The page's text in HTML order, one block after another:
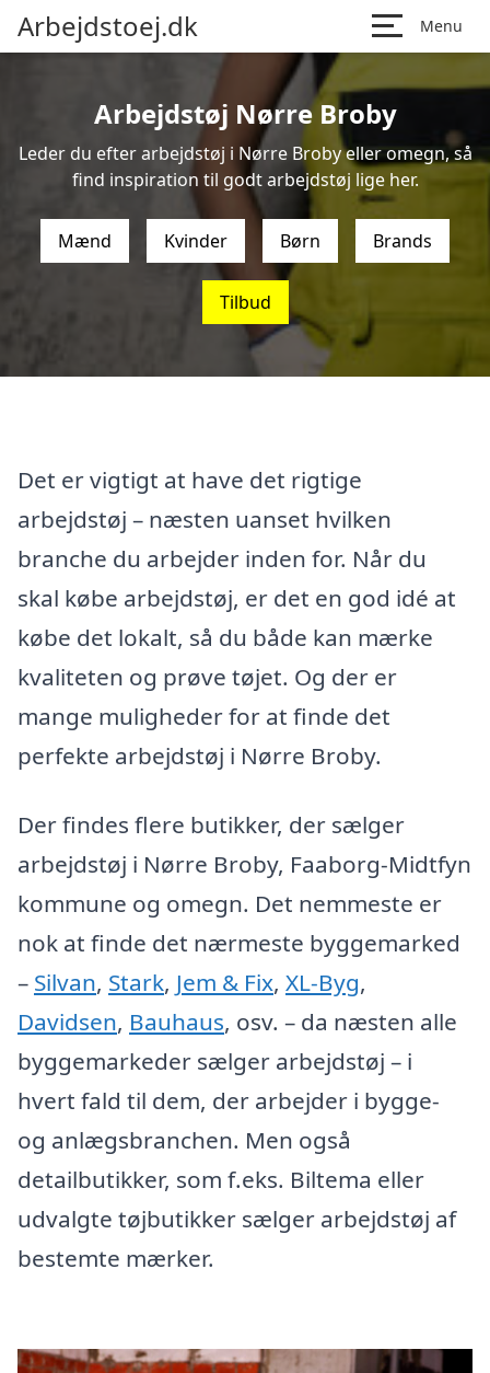
Arbejdstoej.dk Menu
Arbejdstøj Nørre Broby
Leder du efter arbejdstøj i Nørre Broby eller omegn, så
find inspiration til godt arbejdstøj lige her.
Mænd Kvinder Børn Brands
Tilbud
Det er vigtigt at have det rigtige
arbejdstøj – næsten uanset hvilken
branche du arbejder inden for. Når du
skal købe arbejdstøj, er det en god idé at
købe det lokalt, så du både kan mærke
kvaliteten og prøve tøjet. Og der er
mange muligheder for at finde det
perfekte arbejdstøj i Nørre Broby.
Der findes flere butikker, der sælger
arbejdstøj i Nørre Broby, Faaborg-Midtfyn
kommune og omegn. Det nemmeste er
nok at finde det nærmeste byggemarked
– Silvan, Stark, Jem & Fix, XL-Byg,
Davidsen, Bauhaus, osv. – da næsten alle
byggemarkeder sælger arbejdstøj – i
hvert fald til dem, der arbejder i bygge-
og anlægsbranchen. Men også
detailbutikker, som f.eks. Biltema eller
udvalgte tøjbutikker sælger arbejdstøj af
bestemte mærker.